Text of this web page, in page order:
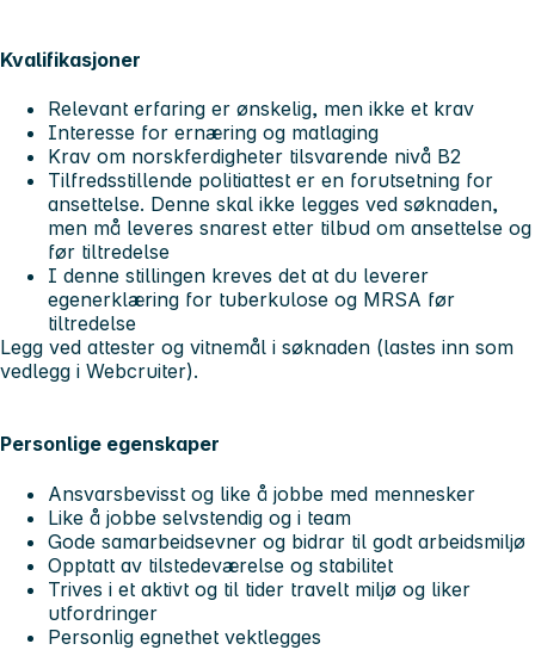
Kvalifikasjoner
Relevant erfaring er ønskelig, men ikke et krav
Interesse for ernæring og matlaging
Krav om norskferdigheter tilsvarende nivå B2
Tilfredsstillende politiattest er en forutsetning for
ansettelse. Denne skal ikke legges ved søknaden,
men må leveres snarest etter tilbud om ansettelse og
før tiltredelse
I denne stillingen kreves det at du leverer
egenerklæring for tuberkulose og MRSA før
tiltredelse
Legg ved attester og vitnemål i søknaden (lastes inn som
vedlegg i Webcruiter).
Personlige egenskaper
Ansvarsbevisst og like å jobbe med mennesker
Like å jobbe selvstendig og i team
Gode samarbeidsevner og bidrar til godt arbeidsmiljø
Opptatt av tilstedeværelse og stabilitet
Trives i et aktivt og til tider travelt miljø og liker
utfordringer
Personlig egnethet vektlegges